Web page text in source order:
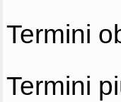
Termini
Termini